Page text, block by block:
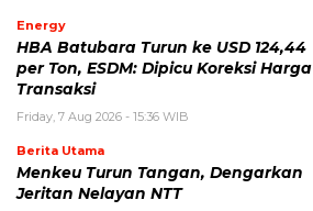
Energy
HBA Batubara Turun ke USD 124,44
per Ton, ESDM: Dipicu Koreksi Harga
Transaksi
Friday, 7 Aug 2026 - 15:36 WIB
Berita Utama
Menkeu Turun Tangan, Dengarkan
Jeritan Nelayan NTT